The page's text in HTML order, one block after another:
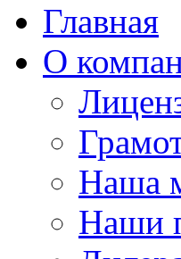
Главная
О
Наша
Наши